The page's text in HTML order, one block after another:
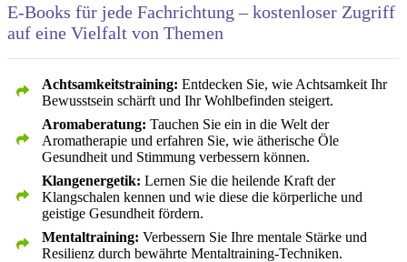
E-Books für jede Fachrichtung – kostenloser Zugriff
auf eine Vielfalt von Themen
Achtsamkeitstraining: Entdecken Sie, wie Achtsamkeit Ihr
Bewusstsein schärft und Ihr Wohlbefinden steigert.
Aromaberatung: Tauchen Sie ein in die Welt der
Aromatherapie und erfahren Sie, wie ätherische Öle
Gesundheit und Stimmung verbessern können.
Klangenergetik: Lernen Sie die heilende Kraft der
Klangschalen kennen und wie diese die körperliche und
geistige Gesundheit fördern.
Mentaltraining: Verbessern Sie Ihre mentale Stärke und
Resilienz durch bewährte Mentaltraining‑Techniken.